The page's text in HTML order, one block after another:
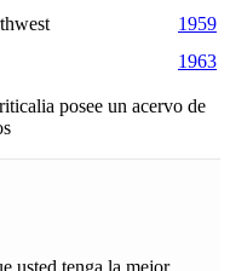
1959
1963
posee un acervo de